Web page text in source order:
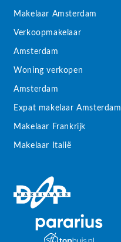
Makelaar Amsterdam
Verkoopmakelaar
Amsterdam
Woning verkopen
Amsterdam
Expat makelaar Amsterdam
Makelaar Frankrijk
Makelaar Italië